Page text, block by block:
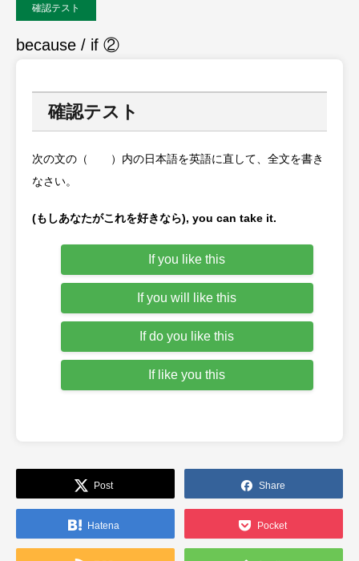
確認テスト
because / if ②
確認テスト
次の文の（ ）内の日本語を英語に直して、全文を書き
なさい。
(もしあなたがこれを好きなら), you can take it.
If you like this
If you will like this
If do you like this
If like you this
Post Share
Hatena Pocket